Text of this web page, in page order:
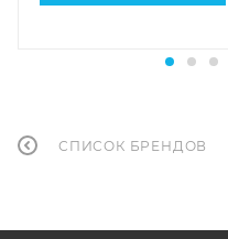
СПИСОК БРЕНДОВ